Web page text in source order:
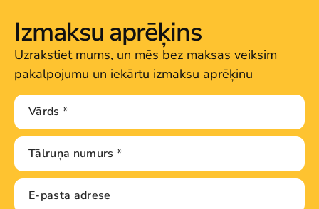
Izmaksu aprēķins
Uzrakstiet mums, un mēs bez maksas veiksim
pakalpojumu un iekārtu izmaksu aprēķinu